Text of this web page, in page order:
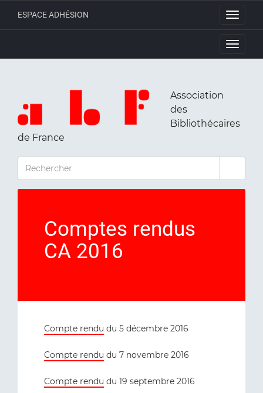
Toggle
ESPACE ADHÉSION
Toggle
Association
des
Bibliothécaires
de France
RECHERCHER
Comptes rendus
CA 2016
Compte rendu du 5 décembre 2016
Compte rendu du 7 novembre 2016
Compte rendu du 19 septembre 2016